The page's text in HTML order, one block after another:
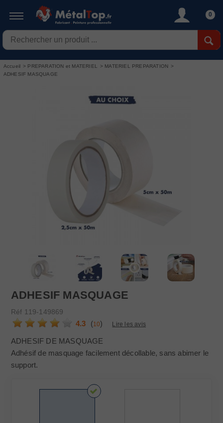
0
Accueil > PREPARATION et MATERIEL > MATERIEL PREPARATION >
ADHESIF MASQUAGE
ADHESIF MASQUAGE
Réf 119-149869
4.3 (10) Lire les avis
ADHESIF DE MASQUAGE
Adhésif de masquage facilement décollable, sans abimer le
support.